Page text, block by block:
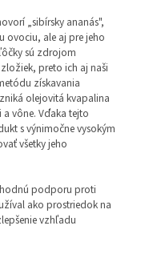
„sibírsky ananás",
ovociu, ale aj pre jeho
sú zdrojom
preto ich aj naši
získavania
olejovitá kvapalina
vône. Vďaka tejto
s výnimočne vysokým
všetky jeho
podporu proti
ako prostriedok na
vzhľadu